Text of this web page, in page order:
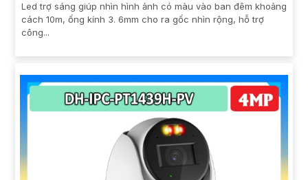
Led trợ sáng giúp nhìn hình ảnh có màu vào ban đêm khoảng
cách 10m, ống kính 3. 6mm cho ra gốc nhìn rộng, hỗ trợ
công...